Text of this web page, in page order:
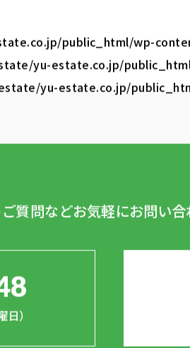
public_html/wp-
yu-estate.co.jp/
yu-estate.co.jp/
ご質問などお気軽にお問い合
日）